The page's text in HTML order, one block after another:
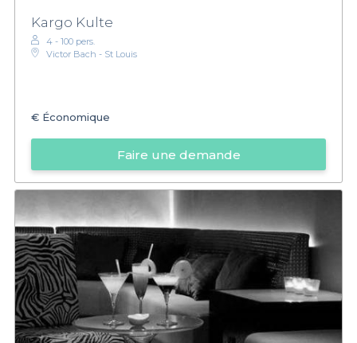
Kargo Kulte
4 - 100 pers.
Victor Bach - St Louis
€ Économique
Faire une demande